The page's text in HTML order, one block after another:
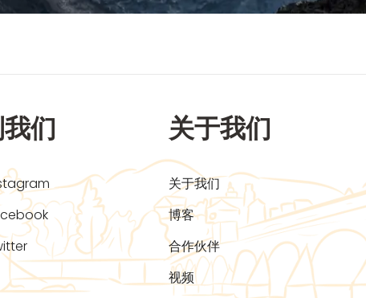
们 关于我们
关于我们
博客
合作伙伴
视频